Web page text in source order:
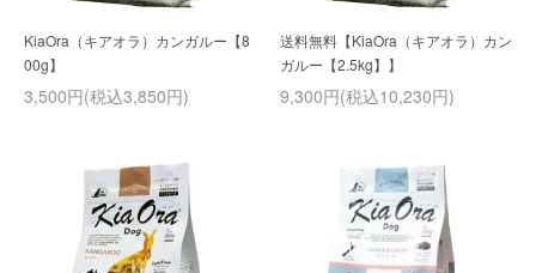
KiaOra（キアオラ）カンガルー【8
00g】
3,500円(税込3,850円)
送料無料【KiaOra（キアオラ）カン
ガルー【2.5kg】】
9,300円(税込10,230円)